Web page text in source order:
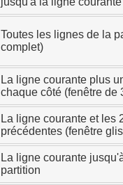
Toutes les lignes de la
complet)
La ligne courante plus
chaque côté (fenêtre de
La ligne courante et les
précédentes (fenêtre
La ligne courante
partition